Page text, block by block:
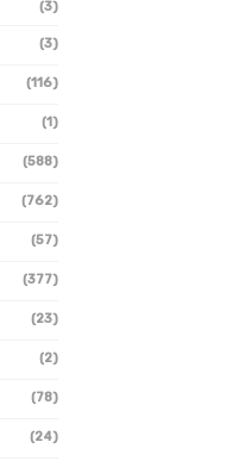
(3)
(3)
(116)
(1)
(588)
(762)
(57)
(377)
(23)
(2)
(78)
(24)